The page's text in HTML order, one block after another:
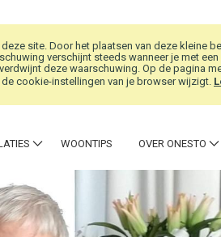
site. Door het plaatsen van deze kleine
verschijnt steeds wanneer je met
deze waarschuwing. Op de pagina
cookie-instellingen van je browser wijzigt.
WOONTIPS OVER ONESTO